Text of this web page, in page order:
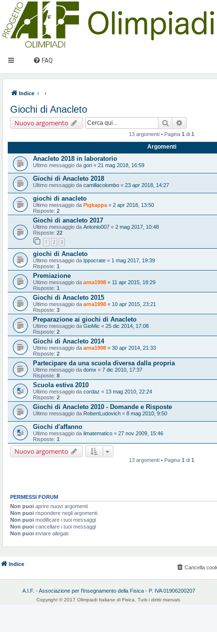
FAQ
Indice
Giochi di Anacleto
Nuovo argomento Cerca
13 argomenti • Pagina 1 di 1
Argomenti
Anacleto 2018 in laboratorio
Ultimo messaggio da gori « 21 mag 2018, 16:59
Giochi di Anacleto 2018
Ultimo messaggio da camillacolombo « 23 apr 2018, 14:27
giochi di anacleto
Ultimo messaggio da Pigkappa « 2 apr 2018, 13:50
Risposte: 2
Giochi di anacleto 2017
Ultimo messaggio da Antonio007 « 2 mag 2017, 10:48
Risposte: 22
1 2 3
giochi di Anacleto
Ultimo messaggio da Ippocrate « 1 mag 2017, 19:39
Risposte: 1
Premiazione
Ultimo messaggio da arna1998 « 11 apr 2015, 18:29
Risposte: 1
Giochi di Anacleto 2015
Ultimo messaggio da arna1998 « 10 apr 2015, 23:21
Risposte: 3
Preparazione ai giochi di Anacleto
Ultimo messaggio da GioMic « 25 dic 2014, 17:08
Risposte: 2
Giochi di Anacleto 2014
Ultimo messaggio da arna1998 « 30 apr 2014, 21:33
Risposte: 2
Partecipare da una scuola diversa dalla propria
Ultimo messaggio da domx « 7 dic 2010, 17:37
Risposte: 8
Scuola estiva 2010
Ultimo messaggio da cordaz « 13 mag 2010, 22:24
Risposte: 2
Giochi di Anacleto 2010 - Domande e Risposte
Ultimo messaggio da RobertLudovich « 8 mag 2010, 9:50
Giochi d'affanno
Ultimo messaggio da ilmatematico « 27 nov 2009, 15:46
Risposte: 1
Nuovo argomento
13 argomenti • Pagina 1 di 1
PERMESSI FORUM
Non puoi aprire nuovi argomenti
Non puoi rispondere negli argomenti
Non puoi modificare i tuoi messaggi
Non puoi cancellare i tuoi messaggi
Non puoi inviare allegati
Indice
Cancella
A.I.F. - Associazione per l'Insegnamento della Fisica - P. IVA 01906200207
Copyright © 2017 Olimpiadi Italiane di Fisica. Tutti i diritti riservati.